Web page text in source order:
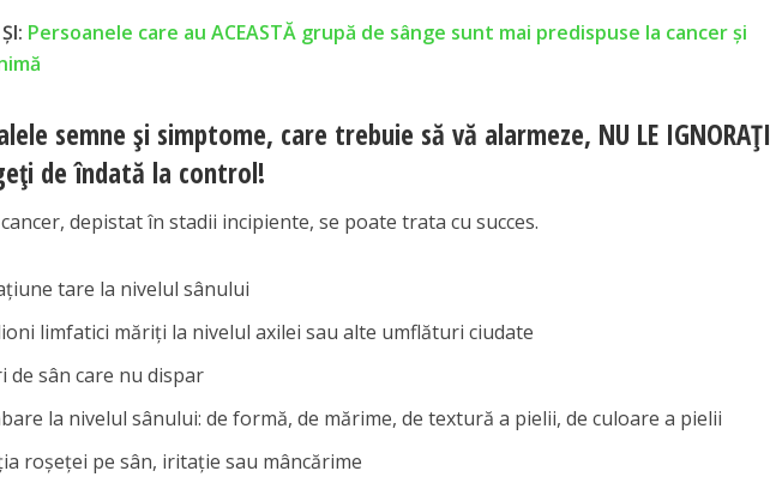
Persoanele care au ACEASTĂ grupă de sânge sunt mai predispuse la cancer și
semne și simptome, care trebuie să vă alarmeze, NU LE IGNORAȚI
de îndată la control!
depistat în stadii incipiente, se poate trata cu succes.
tare la nivelul sânului
limfatici măriți la nivelul axilei sau alte umflături ciudate
de sân care nu dispar
la nivelul sânului: de formă, de mărime, de textură a pielii, de culoare a pielii
roșeței pe sân, iritație sau mâncărime